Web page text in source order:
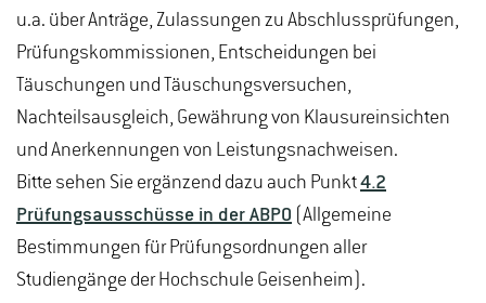
u.a. über Anträge, Zulassungen zu Abschlussprüfungen,
Prüfungskommissionen, Entscheidungen bei
Täuschungen und Täuschungsversuchen,
Nachteilsausgleich, Gewährung von Klausureinsichten
und Anerkennungen von Leistungsnachweisen.
Bitte sehen Sie ergänzend dazu auch Punkt4.2
Prüfungsausschüsse in der ABPO (Allgemeine
Bestimmungen für Prüfungsordnungen aller
Studiengänge der Hochschule Geisenheim).